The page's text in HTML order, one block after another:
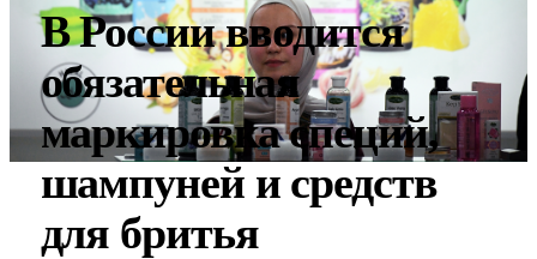
В России вводится
обязательная
маркировка специй,
шампуней и средств
для бритья